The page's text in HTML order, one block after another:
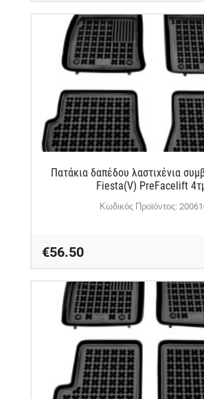
Πατάκια δαπέδου λαστιχένια
Fiesta(V) PreFacelift
Κωδικός Προϊόντος:
€56.50